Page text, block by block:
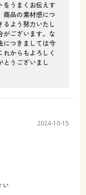
をうまくお伝えす
商品の素材感につ
るよう努力いたし
がございます。な
につきましては今
からもよろしく
とうございまし
2024-10-15
い